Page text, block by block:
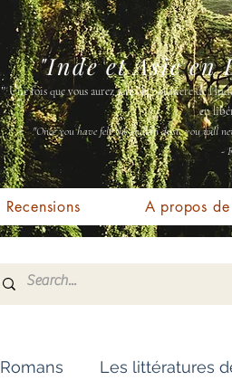
"Une fois que vous aurez senti la poussière de
en
"Once you have felt the Indian dust, you will
-
"Inde et Asie en
Recensions A propos de
Romans Les littératures